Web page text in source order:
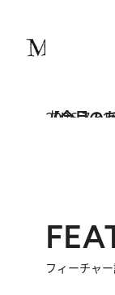
2026.7.31
【今月の
占い
フィーチャ